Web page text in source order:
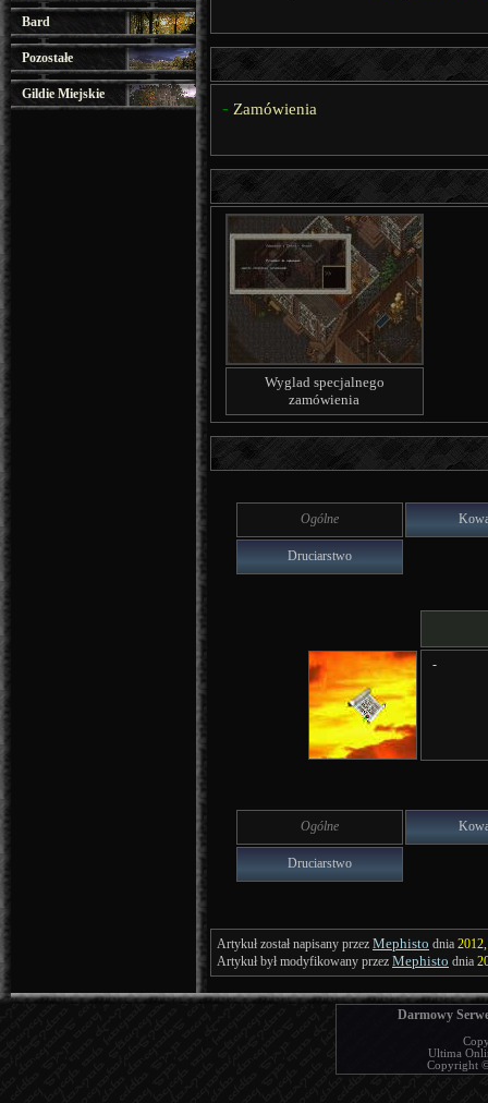
Bard
Pozostałe
Gildie Miejskie
- Zamówienia
Wyglad specjalnego
zamówienia
Ogólne
Druciarstwo
-
Ogólne
Druciarstwo
Artykuł został napisany przez Mephisto dnia
Artykuł był modyfikowany przez Mephisto dnia
Darmowy
Ultima
Copyright